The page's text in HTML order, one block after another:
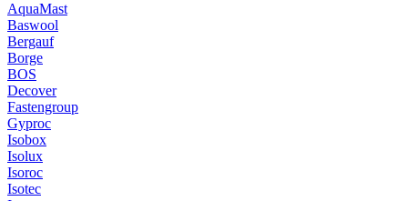
AquaMast
Baswool
Bergauf
Borge
BOS
Decover
Fastengroup
Gyproc
Isobox
Isolux
Isoroc
Isotec